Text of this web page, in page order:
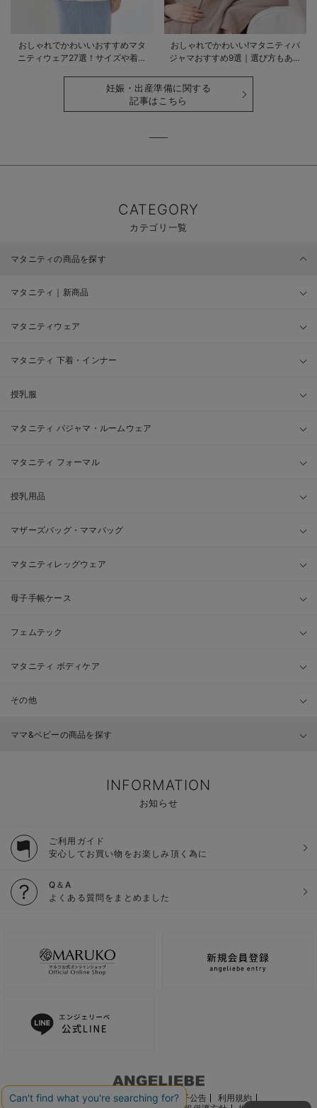
おしゃれでかわいいおすすめマタ
ニティウェア27選！サイズや着る
おしゃれでかわいい!マタニティパ
ジャマおすすめ9選｜選び方もあわ
妊娠・出産準備に関する
記事はこちら
CATEGORY
カテゴリ一覧
マタニティの商品を探す
マタニティ｜新商品
マタニティウェア
マタニティ 下着・インナー
授乳服
マタニティ パジャマ・ルームウェア
マタニティ フォーマル
授乳用品
マザーズバッグ・ママバッグ
マタニティレッグウェア
母子手帳ケース
フェムテック
マタニティ ボディケア
その他
ママ&ベビーの商品を探す
INFORMATION
お知らせ
ご利用ガイド
安心してお買い物をお楽しみ頂く為に
Q＆A
よくある質問をまとめました
ご利用ガイド 会社概要 電子公告
利用規約